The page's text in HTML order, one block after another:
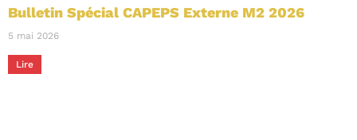
Bulletin Spécial CAPEPS Externe M2 2026
5 mai 2026
Lire